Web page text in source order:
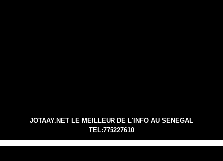
JOTAAY.NET LE MEILLEUR DE L'INFO AU SENEGAL
TEL:775227610